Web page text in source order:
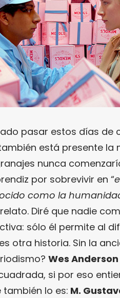
pasar estos días de
también está presente
nunca
por sobrevivir en “
como la
Diré que nadie
sólo él permite al
otra historia. Sin la
Wes Anderson
si por eso
también lo es: M.